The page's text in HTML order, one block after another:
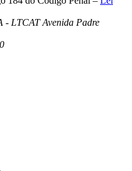
- LTCATAvenida Padre